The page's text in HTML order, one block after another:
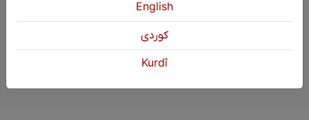
English
كوردی
Kurdî